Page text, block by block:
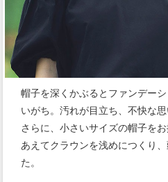
帽子を深くかぶるとファンデー
いがち。汚れが目立ち、不快な
さらに、小さいサイズの帽子を
あえてクラウンを浅めにつくり
た。